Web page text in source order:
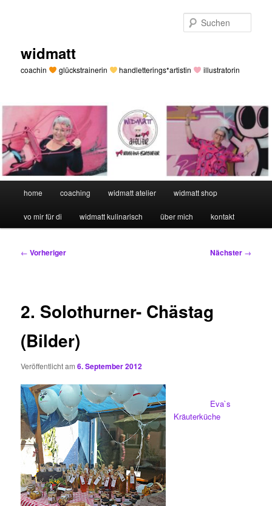
widmatt
coachin glückstrainerin handletterings*artistin illustratorin
home coaching widmatt atelier widmatt shop
vo mir für di widmatt kulinarisch über mich kontakt
Beitragsnavigation
← Vorheriger Nächster →
2. Solothurner- Chästag
(Bilder)
Veröffentlicht am6. September 2012
Eva`s
Kräuterküche